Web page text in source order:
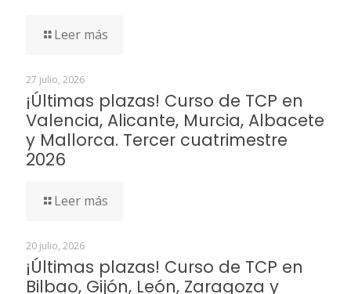
Leer más
27 julio, 2026
¡Últimas plazas! Curso de TCP en
Valencia, Alicante, Murcia, Albacete
y Mallorca. Tercer cuatrimestre
2026
Leer más
20 julio, 2026
¡Últimas plazas! Curso de TCP en
Bilbao, Gijón, León, Zaragoza y